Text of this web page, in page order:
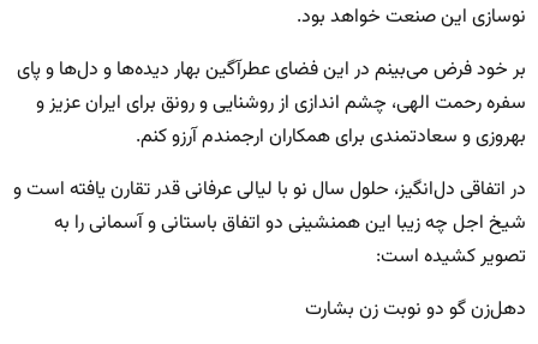
نوسازی این صنعت خواهد بود.
بر خود فرض می‌بینم در این فضای عطرآگین بهار دیده‌ها و دل‌ها و پای
سفره رحمت الهی، چشم اندازی از روشنایی و رونق برای ایران عزیز و
بهروزی و سعادتمندی برای همکاران ارجمندم آرزو کنم.
در اتفاقی دل‌انگیز، حلول سال نو با لیالی عرفانی قدر تقارن یافته است و
شیخ اجل چه زیبا این همنشینی دو اتفاق باستانی و آسمانی را به
تصویر کشیده است:
دهل‌زن گو دو نوبت زن بشارت